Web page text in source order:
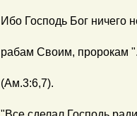
Ибо Господь Бог ничего
рабам Своим, пророкам
(Ам.3:6,7).